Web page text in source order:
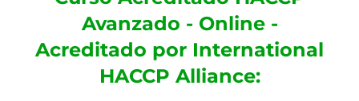
Avanzado - Online -
Acreditado por International
HACCP Alliance: